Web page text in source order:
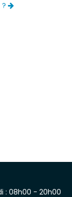
: 08h00 - 20h00